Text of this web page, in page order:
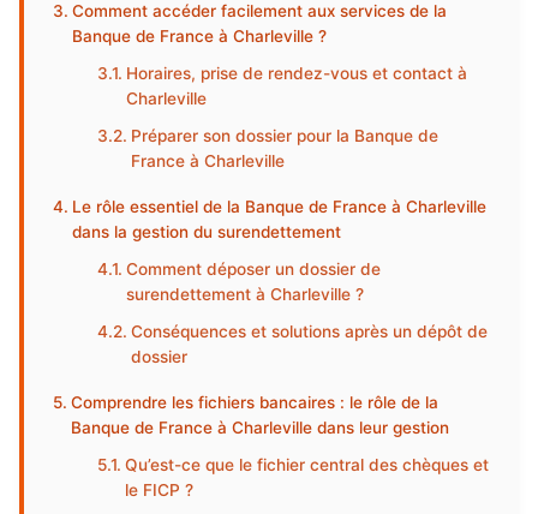
Comment accéder facilement aux services de la
Banque de France à Charleville ?
Horaires, prise de rendez-vous et contact à
Charleville
Préparer son dossier pour la Banque de
France à Charleville
Le rôle essentiel de la Banque de France à Charleville
dans la gestion du surendettement
Comment déposer un dossier de
surendettement à Charleville ?
Conséquences et solutions après un dépôt de
dossier
Comprendre les fichiers bancaires : le rôle de la
Banque de France à Charleville dans leur gestion
Qu’est-ce que le fichier central des chèques et
le FICP ?